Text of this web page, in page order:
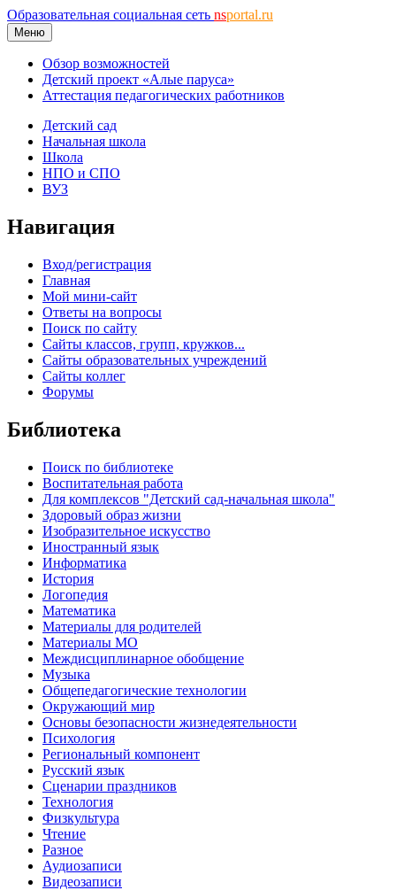
Образовательная социальная сеть nsportal.ru
Меню
Обзор возможностей
Детский проект «Алые паруса»
Аттестация педагогических работников
Детский сад
Начальная школа
Школа
НПО и СПО
ВУЗ
Навигация
Вход/регистрация
Главная
Мой мини-сайт
Ответы на вопросы
Поиск по сайту
Сайты классов, групп, кружков...
Сайты образовательных учреждений
Сайты коллег
Форумы
Библиотека
Поиск по библиотеке
Воспитательная работа
Для комплексов "Детский сад-начальная школа"
Здоровый образ жизни
Изобразительное искусство
Иностранный язык
Информатика
История
Логопедия
Математика
Материалы для родителей
Материалы МО
Междисциплинарное обобщение
Музыка
Общепедагогические технологии
Окружающий мир
Основы безопасности жизнедеятельности
Психология
Региональный компонент
Русский язык
Сценарии праздников
Технология
Физкультура
Чтение
Разное
Аудиозаписи
Видеозаписи